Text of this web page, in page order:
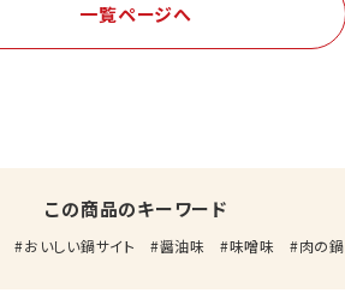
一覧ページへ
この商品のキーワード
おいしい鍋サイト 醤油味 味噌味 肉の鍋